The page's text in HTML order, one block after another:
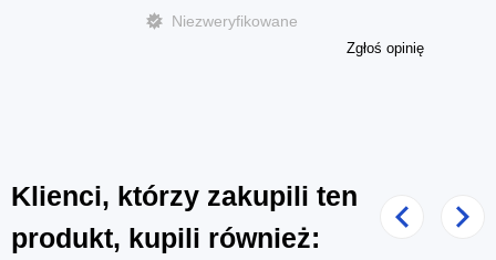
Niezweryfikowane
Zgłoś opinię
Klienci, którzy zakupili ten
produkt, kupili również:
Poprzedni